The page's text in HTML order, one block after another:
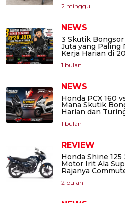
2 minggu
NEWS
3 Skutik
Juta yang Paling
Kerja Harian di
1 bulan
NEWS
Honda PCX 160
Mana Skutik
Harian dan
1 bulan
REVIEW
Honda Shine
Motor Irit Ala
Rajanya
2 bulan